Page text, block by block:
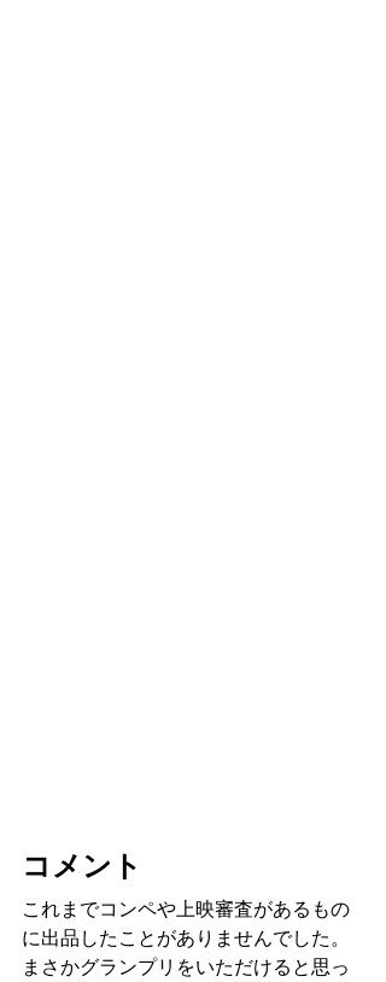
コメント
これまでコンペや上映審査があるもの
に出品したことがありませんでした。
まさかグランプリをいただけると思っ